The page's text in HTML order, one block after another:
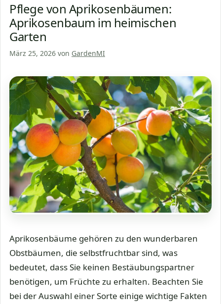
Pflege von Aprikosenbäumen:
Aprikosenbaum im heimischen
Garten
März 25, 2026 von GardenMI
Aprikosenbäume gehören zu den wunderbaren
Obstbäumen, die selbstfruchtbar sind, was
bedeutet, dass Sie keinen Bestäubungspartner
benötigen, um Früchte zu erhalten. Beachten Sie
bei der Auswahl einer Sorte einige wichtige Fakten